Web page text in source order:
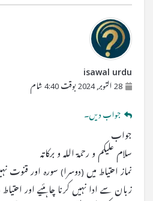
isawal urdu
28 اکتوبر, 2024 بوقت 4:40 شام
جواب دیں۔
جواب
سلام علیکم و رحمۃ اللہ و برکاتہ
نماز احتیاط میں (دوسرا) سورہ اور
زبان سے ادا نہیں کرنا چاہئیے اور